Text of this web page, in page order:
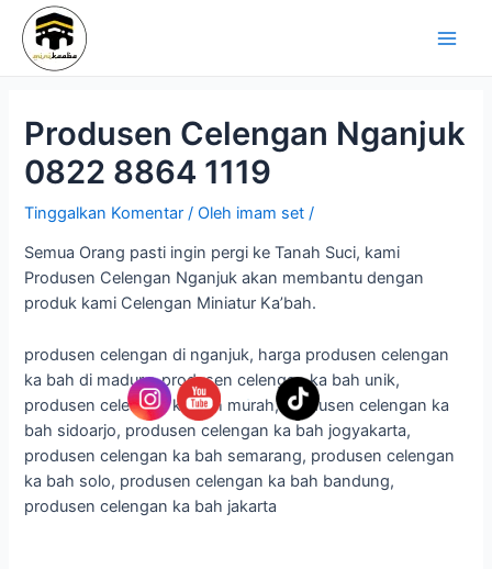
Lewati
konten
Produsen Celengan Nganjuk
0822 8864 1119
Tinggalkan Komentar / Oleh imam set/
Semua Orang pasti ingin pergi ke Tanah Suci, kami
Produsen Celengan Nganjuk akan membantu dengan
produk kami Celengan Miniatur Ka’bah.
produsen celengan di nganjuk, harga produsen celengan
ka bah di madura, produsen celengan ka bah unik,
produsen celengan ka bah murah, produsen celengan ka
bah sidoarjo, produsen celengan ka bah jogyakarta,
produsen celengan ka bah semarang, produsen celengan
ka bah solo, produsen celengan ka bah bandung,
produsen celengan ka bah jakarta
Navigasi
pos